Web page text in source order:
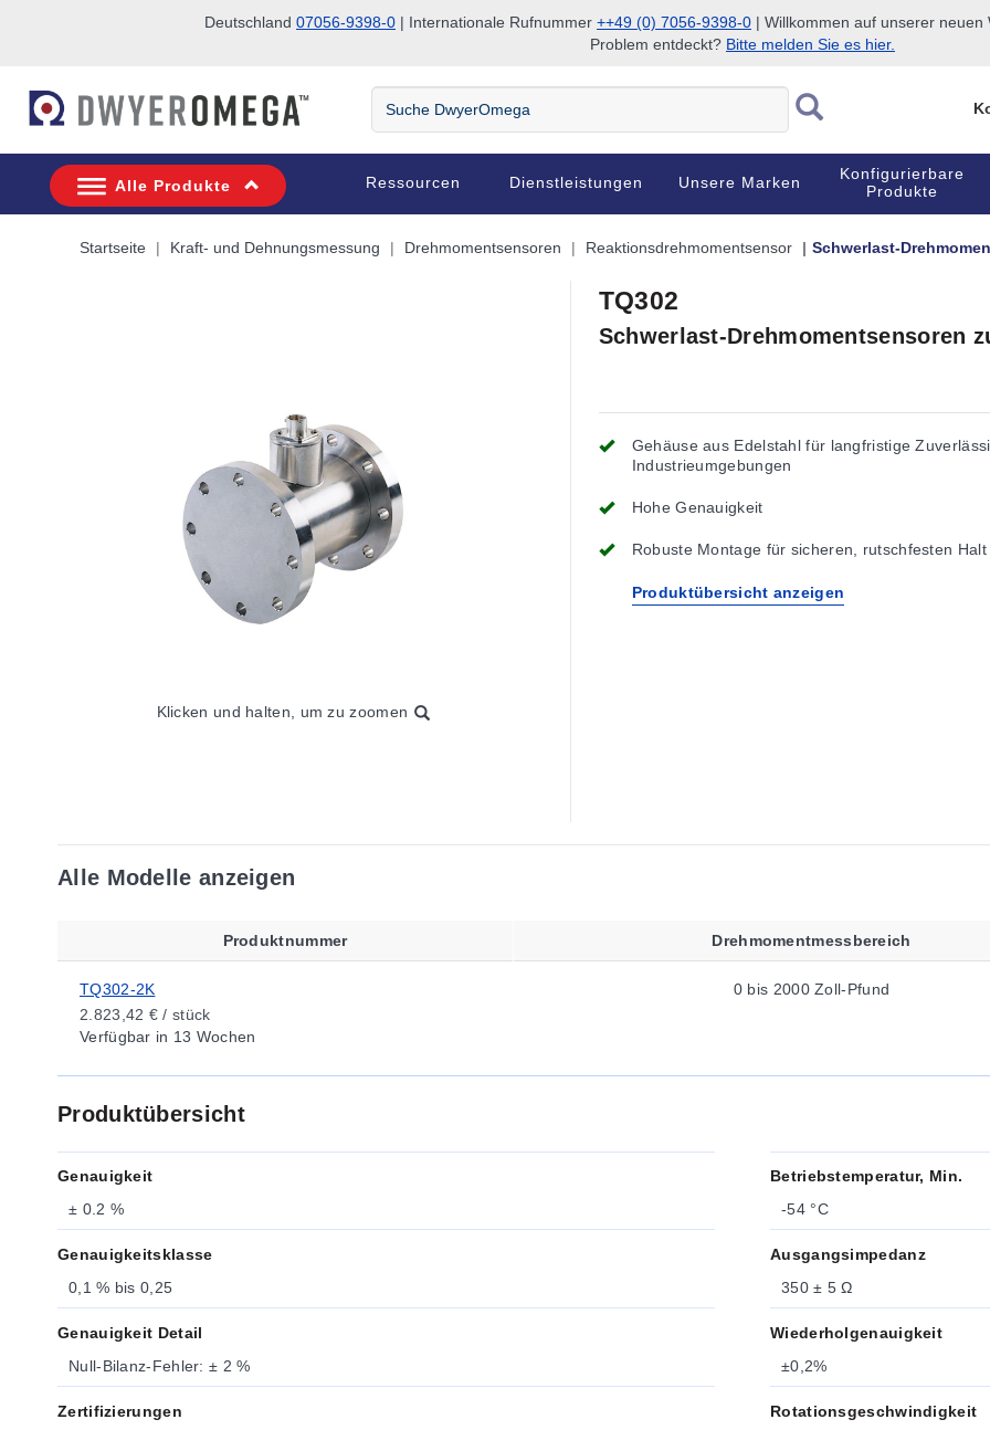
Deutschland 07056-9398-0 | Internationale Rufnummer ++49 (0) 7056-9398-0 | Willkommen auf unserer
Problem entdeckt? Bitte melden Sie es hier.
Suche
DwyerOmega
Alle Produkte Ressourcen Dienstleistungen Unsere Marken
Konfigurierbare
Produkte
Startseite Kraft- und Dehnungsmessung Drehmomentsensoren Reaktionsdrehmomentsensor Schwerlast-
Klicken und halten, um zu zoomen
TQ302
Schwerlast-Drehmomentsensoren
Gehäuse aus Edelstahl für langfristige
Industrieumgebungen
Hohe Genauigkeit
Robuste Montage für sicheren, rutschfesten Halt
Produktübersicht anzeigen
Alle Modelle anzeigen
Produktnummer Drehmomentmessbereich
TQ302-2K
2.823,42 € / stück
Verfügbar in 13 Wochen
0 bis 2000 Zoll-Pfund
Produktübersicht
Genauigkeit
± 0.2 %
Genauigkeitsklasse
0,1 % bis 0,25
Genauigkeit Detail
Null-Bilanz-Fehler: ± 2 %
Zertifizierungen
Betriebstemperatur, Min.
-54 °C
Ausgangsimpedanz
350 ± 5 Ω
Wiederholgenauigkeit
±0,2%
Rotationsgeschwindigkeit